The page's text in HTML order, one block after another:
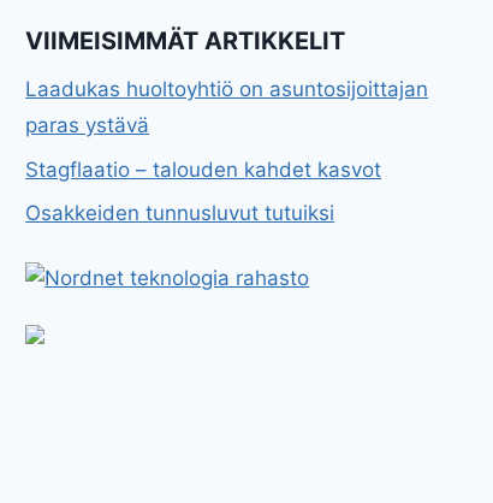
VIIMEISIMMÄT ARTIKKELIT
Laadukas huoltoyhtiö on asuntosijoittajan
paras ystävä
Stagflaatio – talouden kahdet kasvot
Osakkeiden tunnusluvut tutuiksi